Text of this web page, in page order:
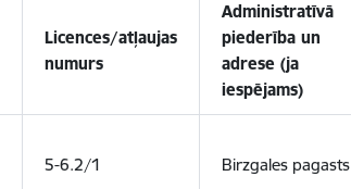
Licences/atļaujas
numurs
Administratīvā
piederība un
adrese (ja
iespējams)
5-6.2/1 Birzgales pagasts